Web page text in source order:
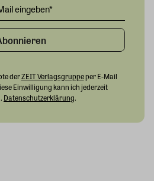
derZEIT Verlagsgruppeper E-Mail
Einwilligung kann ich jederzeit
Datenschutzerklärung.